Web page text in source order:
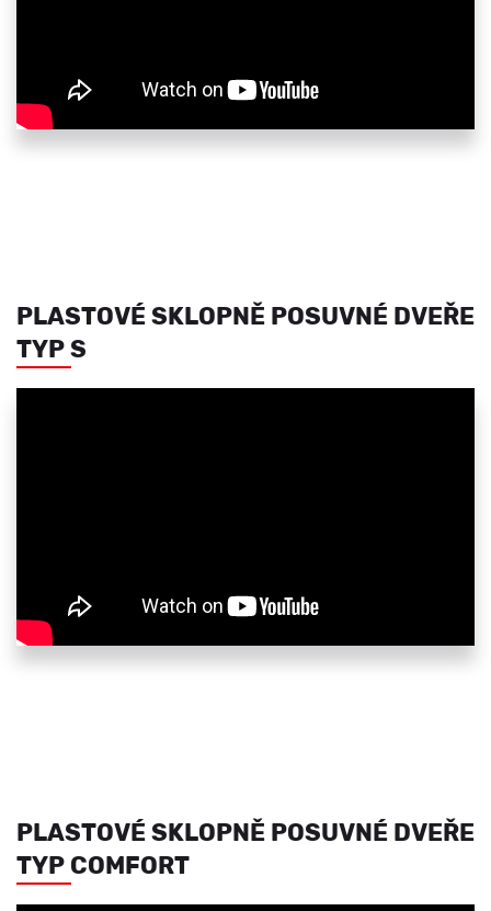
PLASTOVÉ SKLOPNĚ POSUVNÉ DVEŘE
TYP S
PLASTOVÉ SKLOPNĚ POSUVNÉ DVEŘE
TYP COMFORT